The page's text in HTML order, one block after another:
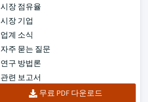
시장 점유율
시장 기업
업계 소식
자주 묻는 질문
연구 방법론
관련 보고서
무료 PDF 다운로드